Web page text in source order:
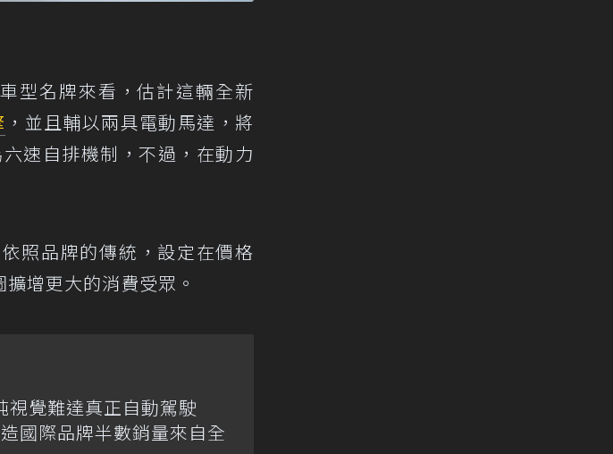
型名牌來看，估計這輛全新
，並且輔以兩具電動馬達，將
速自排機制，不過，在動力
照品牌的傳統，設定在價格
增更大的消費受眾。
覺難達真正自動駕駛
國際品牌半數銷量來自全